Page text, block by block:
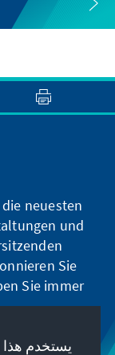
neuesten
und
Sie
Sie immer
يستخدم هذا